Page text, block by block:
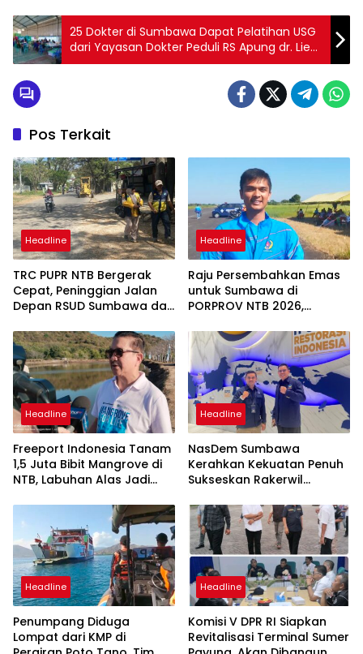
25 Dokter di Sumbawa Dapat Pelatihan USG
dari Yayasan Dokter Peduli RS Apung dr. Lie
Dharmawan II
Pos Terkait
Headline
TRC PUPR NTB Bergerak
Cepat, Peninggian Jalan
Depan RSUD Sumbawa dan
Mulai Dikerjakan
Headline
Raju Persembahkan Emas
untuk Sumbawa di
PORPROV NTB 2026,
Masyarakat Sumbawa
Headline
Freeport Indonesia Tanam
1,5 Juta Bibit Mangrove di
NTB, Labuhan Alas Jadi
Nasional
Headline
NasDem Sumbawa
Kerahkan Kekuatan Penuh
Sukseskan Rakerwil
Headline
Penumpang Diduga
Lompat dari KMP di
Headline
Komisi V DPR RI Siapkan
Revitalisasi Terminal Sumer